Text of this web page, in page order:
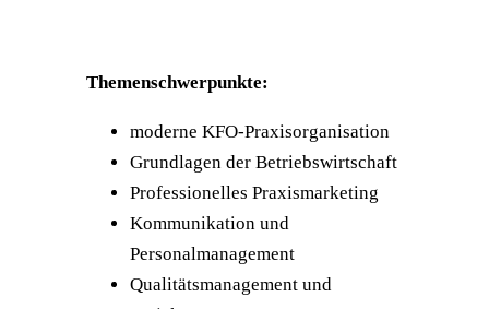
Themenschwerpunkte:
moderne KFO-Praxisorganisation
Grundlagen der Betriebswirtschaft
Professionelles Praxismarketing
Kommunikation und
Personalmanagement
Qualitätsmanagement und